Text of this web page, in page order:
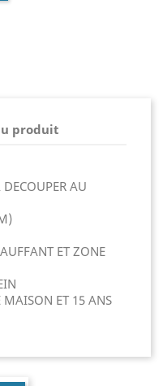
produit
DECOUPER AU
ET ZONE
MAISON ET 15 ANS